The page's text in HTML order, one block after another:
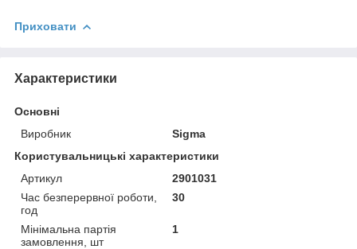
Приховати
Характеристики
Основні
Виробник
Sigma
Користувальницькі характеристики
Артикул
2901031
Час безперервної роботи,
год
30
Мінімальна партія
замовлення, шт
1